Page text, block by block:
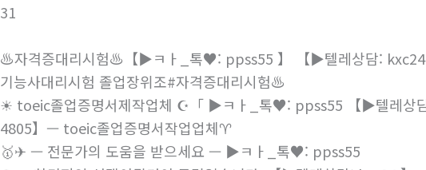
31
♨️자격증대리시험♨️【▶ㅋㅏ_톡♥: ppss55 】 【▶텔레상담:
기능사대리시험 졸업장위조#자격증대리시험♨️
☀ toeic졸업증명서제작업체 ☪「 ▶ㅋㅏ_톡♥: ppss55 【▶텔레상
4805】— toeic졸업증명서작업업체♈
🥇✈ — 전문가의 도움을 받으세요 — ▶ㅋㅏ_톡♥: ppss55